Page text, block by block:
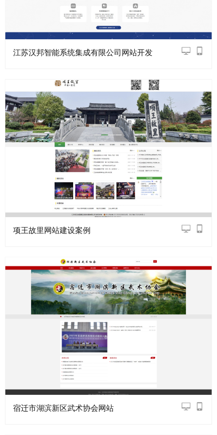
江苏汉邦智能系统集成有限公司网站开发
项王故里网站建设案例
宿迁市湖滨新区武术协会网站